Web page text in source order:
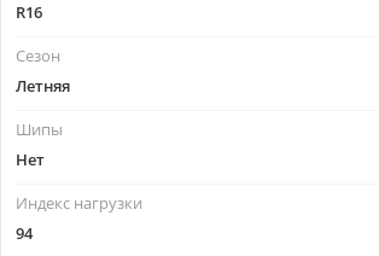
R16
Сезон
Летняя
Шипы
Нет
Индекс нагрузки
94